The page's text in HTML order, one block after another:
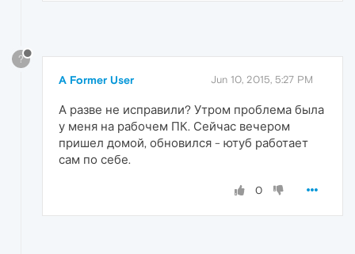
?
A Former User Jun 10, 2015, 5:27 PM
А разве не исправили? Утром проблема была
у меня на рабочем ПК. Сейчас вечером
пришел домой, обновился - ютуб работает
сам по себе.
0